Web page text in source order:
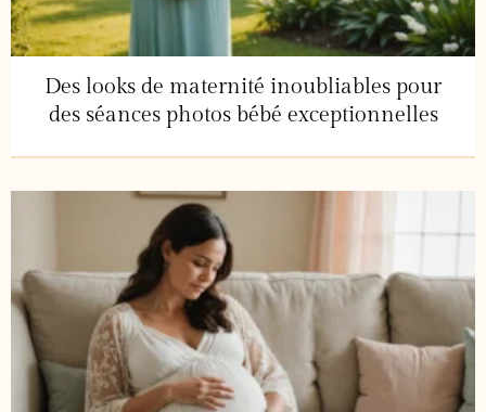
Des looks de maternité inoubliables pour
des séances photos bébé exceptionnelles